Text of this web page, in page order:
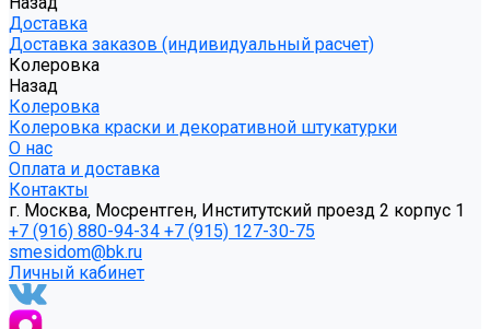
Доставка
Доставка заказов (индивидуальный расчет)
Колеровка
Назад
Колеровка
Колеровка краски и декоративной штукатурки
О нас
Оплата и доставка
Контакты
г. Москва, Мосрентген, Институтский проезд 2 корпус 1
+7 (916) 880-94-34 +7 (915) 127-30-75
smesidom@bk.ru
Личный кабинет